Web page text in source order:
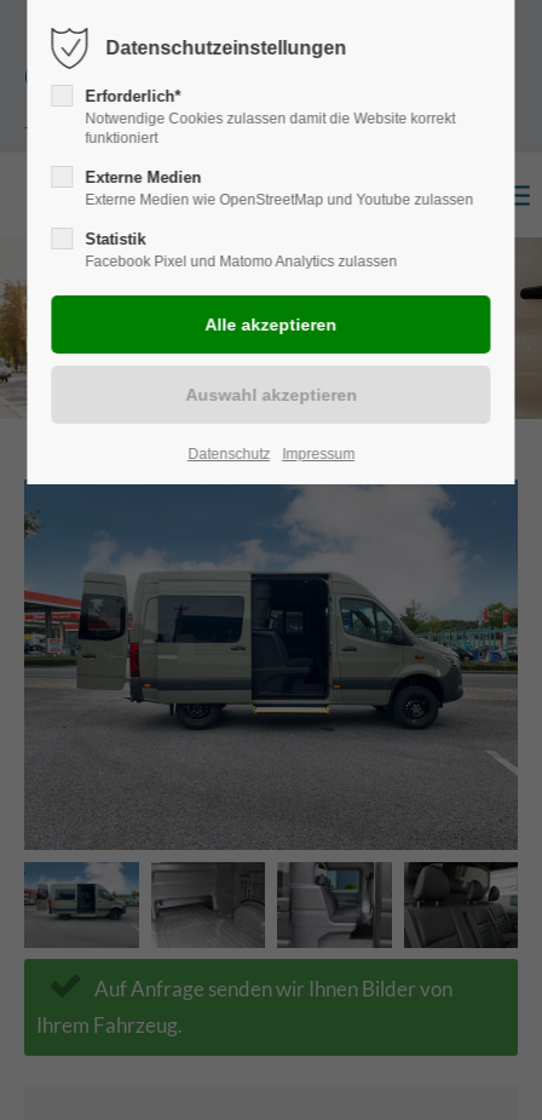
+49
(0)251 322 631
- 0
UNSERE SITZ- & RAMPENSYSTEME
Für den Personentransport.
Auf Anfrage senden wir Ihnen Bilder von
Ihrem Fahrzeug.
Datenschutzeinstellungen
Erforderlich*
Notwendige Cookies zulassen damit die Website korrekt
funktioniert
Externe Medien
Externe Medien wie OpenStreetMap und Youtube zulassen
Statistik
Facebook Pixel und Matomo Analytics zulassen
Datenschutz Impressum